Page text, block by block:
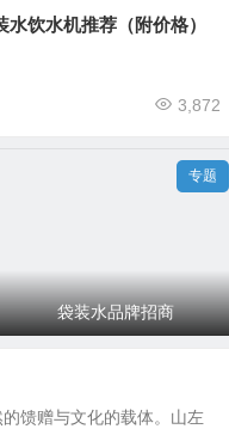
水饮水机推荐（附价格）
3,872
专题
袋装水品牌加盟与代理
袋装水品牌招商
馈赠与文化的载体。山左